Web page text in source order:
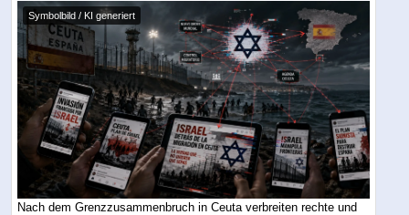
Symbolbild / KI generiert
Nach dem Grenzzusammenbruch in Ceuta verbreiten rechte und